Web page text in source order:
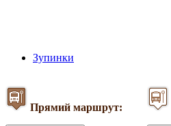
Зупинки
Прямий маршрут: